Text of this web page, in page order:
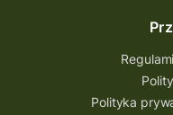
Polityka